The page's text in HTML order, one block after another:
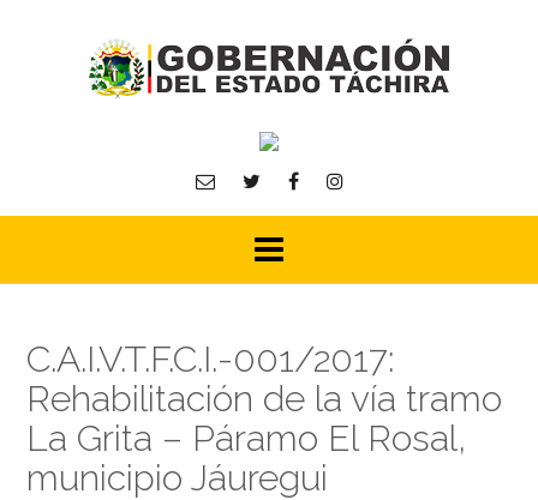
C.A.I.V.T.F.C.I.-001/2017:
Rehabilitación de la vía tramo
La Grita – Páramo El Rosal,
municipio Jáuregui